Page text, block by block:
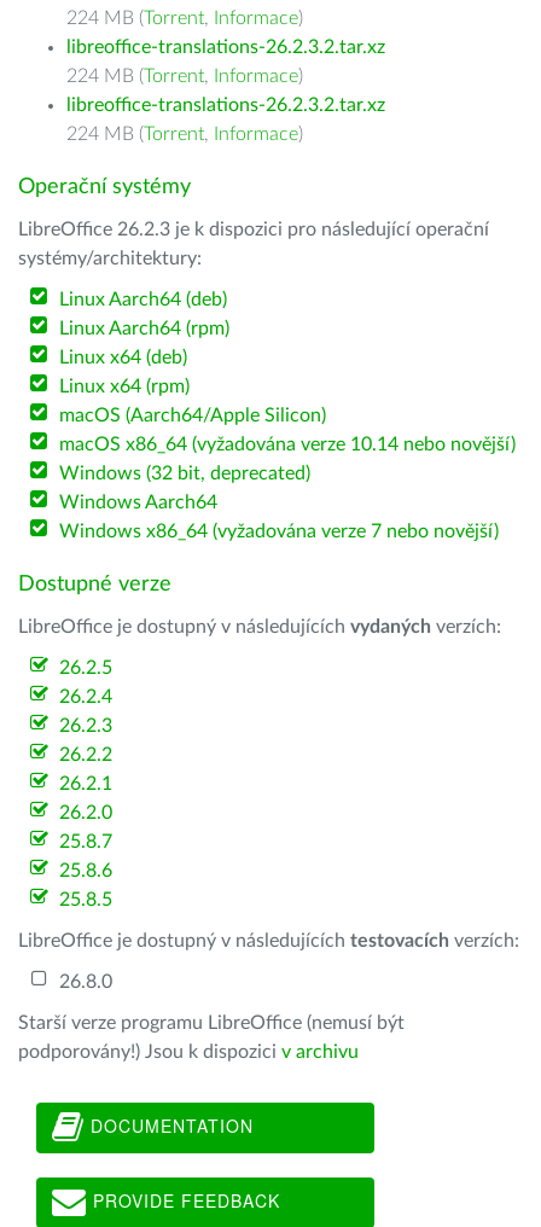
224 MB (Torrent, Informace)
libreoffice-translations-26.2.3.2.tar.xz
224 MB (Torrent, Informace)
libreoffice-translations-26.2.3.2.tar.xz
224 MB (Torrent, Informace)
Operační systémy
LibreOffice 26.2.3 je k dispozici pro následující operační
systémy/architektury:
Linux Aarch64 (deb)
Linux Aarch64 (rpm)
Linux x64 (deb)
Linux x64 (rpm)
macOS (Aarch64/Apple Silicon)
macOS x86_64 (vyžadována verze 10.14 nebo novější)
Windows (32 bit, deprecated)
Windows Aarch64
Windows x86_64 (vyžadována verze 7 nebo novější)
Dostupné verze
LibreOffice je dostupný v následujících vydaných verzích:
26.2.5
26.2.4
26.2.3
26.2.2
26.2.1
26.2.0
25.8.7
25.8.6
25.8.5
LibreOffice je dostupný v následujících testovacích verzích:
26.8.0
Starší verze programu LibreOffice (nemusí být
podporovány!) Jsou k dispozici v archivu
DOCUMENTATION
PROVIDE FEEDBACK